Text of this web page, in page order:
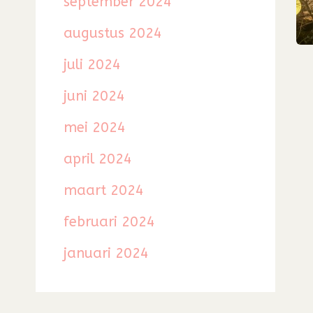
augustus 2024
juli 2024
juni 2024
mei 2024
april 2024
maart 2024
februari 2024
januari 2024